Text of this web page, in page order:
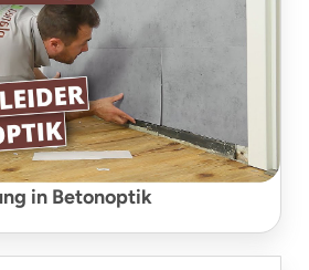
in Betonoptik